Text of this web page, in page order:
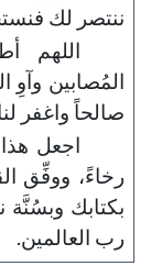
ننتصر لك
اللهم
المُصابين وآوِ
صالحاً واغفر
اجعل هذا
رخاءً، ووفِّق
بكتابك وبسُنَّة
رب العالمين.